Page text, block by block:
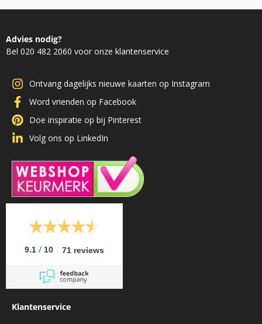
Advies nodig?
Bel 020 482 2060 voor onze klantenservice
Ontvang dagelijks nieuwe kaarten op Instagram
Word vrienden op Facebook
Doe inspiratie op bij Pinterest
Volg ons op LinkedIn
9.1 / 10 71 reviews
Klantenservice